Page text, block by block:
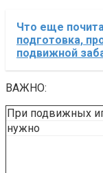
Что еще
подготовка,
подвижной
ВАЖНО:
При подвижных
нужно